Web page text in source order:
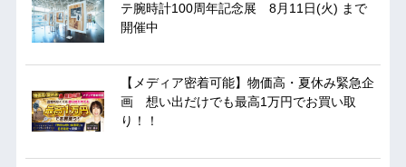
テ腕時計100周年記念展 8月11日(火) まで
開催中
【メディア密着可能】物価高・夏休み緊急企
画 想い出だけでも最高1万円でお買い取
り！！